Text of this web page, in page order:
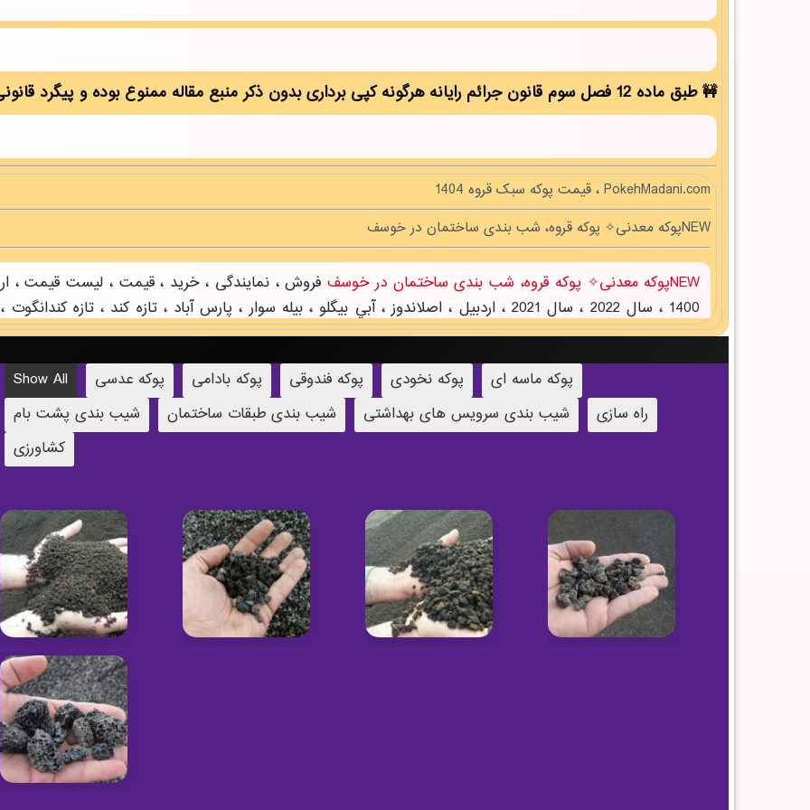
طبق ماده 12 فصل سوم قانون جرائم رایانه هرگونه کپی برداری بدون ذکر منبع مقاله ممنوع بوده و پیگرد قانونی دارد!
PokehMadani.com ، قیمت پوکه سبک قروه 1404
NEWپوکه معدنی✧ پوکه قروه، شب بندی ساختمان در خوسف
NEWپوکه معدنی✧ پوکه قروه، شب بندی ساختمان در خوسف
Show All پوکه عدسی پوکه بادامی پوکه فندوقی پوکه نخودی
پوکه ماسه ای
شیب بندی پشت بام
شیب بندی طبقات ساختمان شیب بندی سرویس های بهداشتی
راه سازی
کشاورزی